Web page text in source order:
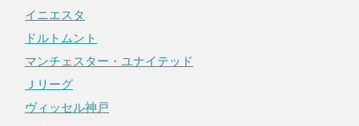
イニエスタ
ドルトムント
マンチェスター・ユナイテッド
Ｊリーグ
ヴィッセル神戸